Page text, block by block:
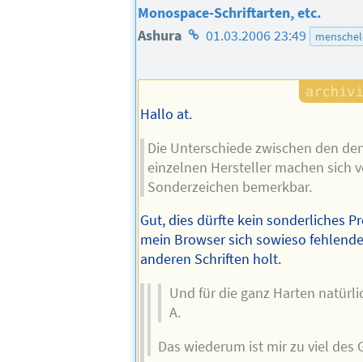
Monospace-Schriftarten, etc.
Ashura Homepage
Autors
01.03.2006 23:49
Hallo at.
Die Unterschiede zwischen den
einzelnen Hersteller machen sich
Sonderzeichen bemerkbar.
Gut, dies dürfte kein sonderliches
mein Browser sich sowieso
anderen Schriften holt.
Und für die ganz Harten
A.
Das wiederum ist mir zu viel des